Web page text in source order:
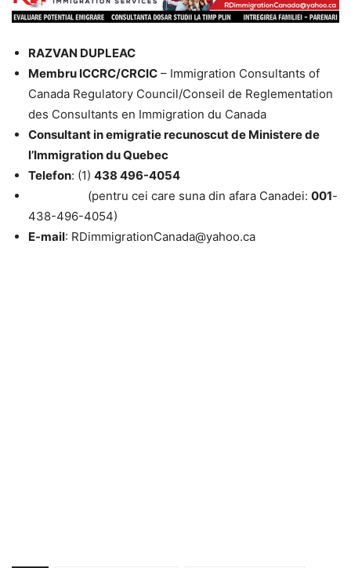
RAZVAN DUPLEAC
Membru ICCRC/CRCIC – Immigration Consultants of
Canada Regulatory Council/Conseil de Reglementation
des Consultants en Immigration du Canada
Consultant in emigratie recunoscut de Ministere de
l’Immigration du Quebec
Telefon: (1) 438 496-4054
(pentru cei care suna din afara Canadei: 001-
438-496-4054)
E-mail: RDimmigrationCanada@yahoo.ca